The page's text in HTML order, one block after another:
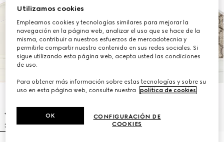
Utilizamos cookies
Empleamos cookies y tecnologías similares para mejorar la
navegación en la página web, analizar el uso que se hace de la
misma, contribuir a nuestros esfuerzos de mercadotecnia y
permitirle compartir nuestro contenido en sus redes sociales. Si
sigue utilizando esta página web, acepta usted las condiciones
de uso.
Para obtener más información sobre estas tecnologías y sobre su
uso en esta página web, consulte nuestra
política de cookies.
CONFIGURACIÓN DE
COOKIES
OK